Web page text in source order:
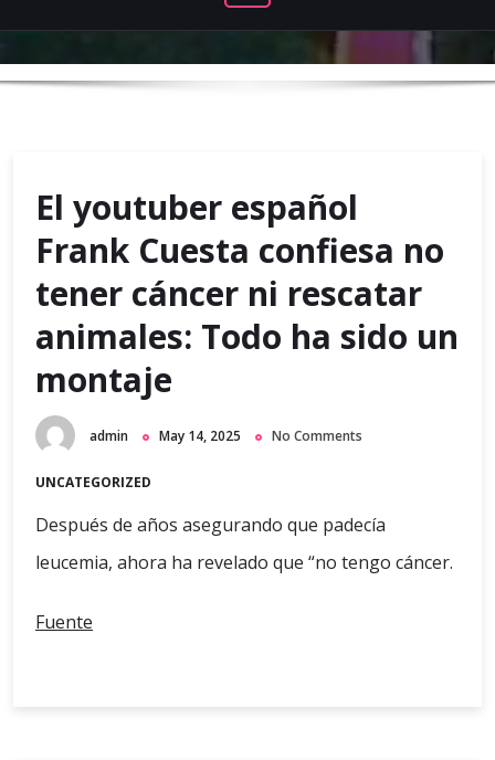
El youtuber español
Frank Cuesta confiesa no
tener cáncer ni rescatar
animales: Todo ha sido un
montaje
admin May 14, 2025 No Comments
UNCATEGORIZED
Después de años asegurando que padecía
leucemia, ahora ha revelado que “no tengo cáncer.
Fuente